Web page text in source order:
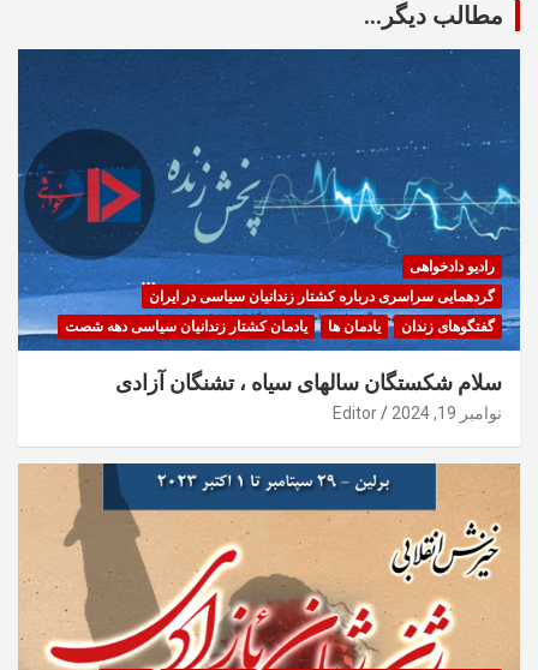
مطالب دیگر...
رادیو دادخواهی
گردهمایی سراسری درباره کشتار زندانیان سیاسی در ایران
گفتگوهای زندان
یادمان ها یادمان کشتار زندانیان سیاسی دهه شصت
سلام شکستگان سالهای سیاه ، تشنگان آزادی
نوامبر 19, 2024 Editor